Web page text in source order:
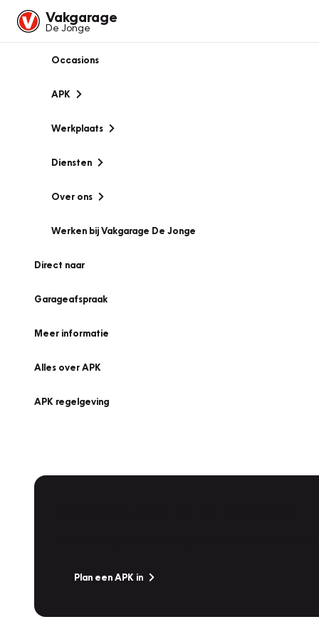
Vakgarage
De Jonge
Occasions
APK
Werkplaats
Diensten
Over ons
Werken bij Vakgarage De Jonge
Direct naar
Garageafspraak
Meer informatie
Alles over APK
APK regelgeving
Plan een APK in